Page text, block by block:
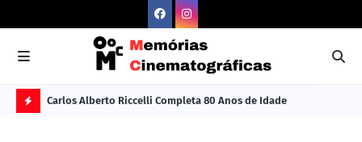
Carlos Alberto Riccelli Completa 80 Anos de Idade